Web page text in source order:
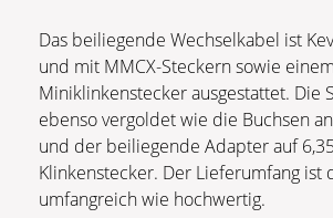
Das beiliegende Wechselkabel ist
und mit MMCX-Steckern sowie einem
Miniklinkenstecker ausgestattet. Die
ebenso vergoldet wie die Buchsen
und der beiliegende Adapter auf
Klinkenstecker. Der Lieferumfang ist
umfangreich wie hochwertig.